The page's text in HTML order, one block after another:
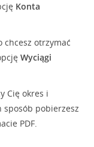
Konta
chcesz otrzymać
Wyciągi
Cię okres i
sposób pobierzesz
PDF.